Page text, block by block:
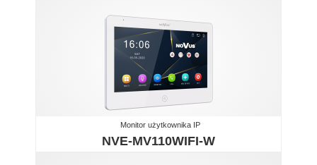
Monitor użytkownika IP
NVE-MV110WIFI-W